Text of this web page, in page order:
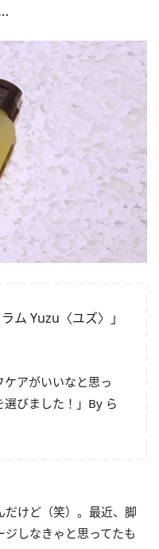
ム Yuzu〈ユズ〉」
ケアがいいなと思っ
びました！」By ら
だけど（笑）。最近、脚
しなきゃと思ってたも